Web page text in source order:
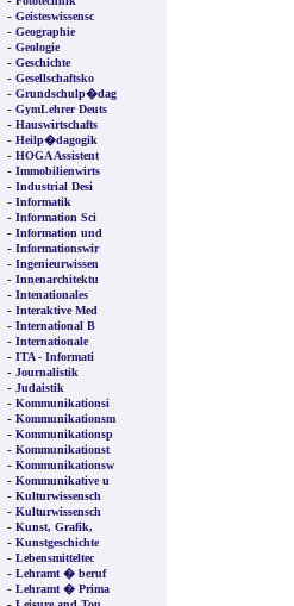
- Geisteswissensc
- Geographie
- Geologie
- Geschichte
- Gesellschaftsko
- Grundschulp�dag
- GymLehrer Deuts
- Hauswirtschafts
- Heilp�dagogik
- HOGA Assistent
- Immobilienwirts
- Industrial Desi
- Informatik
- Information Sci
- Information und
- Informationswir
- Ingenieurwissen
- Innenarchitektu
- Intenationales
- Interaktive Med
- International B
- Internationale
- ITA - Informati
- Journalistik
- Judaistik
- Kommunikationsi
- Kommunikationsm
- Kommunikationsp
- Kommunikationst
- Kommunikationsw
- Kommunikative u
- Kulturwissensch
- Kulturwissensch
- Kunst, Grafik,
- Kunstgeschichte
- Lebensmitteltec
- Lehramt � beruf
- Lehramt � Prima